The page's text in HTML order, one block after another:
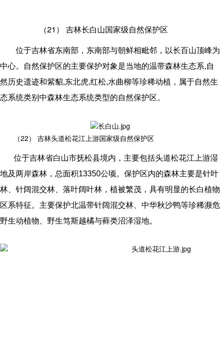
（21） 吉林长白山国家级自然保护区
位于吉林省东南部，东南部与朝鲜相毗邻，以长百山顶峰为
中心。自然保护区的主要保护对象是当地的温带森林生态系,自
然历史遗迹和紫貂,东北虎,红松,水曲柳等珍稀动植，属于自然生
态系统类别中森林生态系统类型的自然保护区。
（22） 吉林头道松花江上游国家级自然保护区
位于吉林省白山市抚松县境内，主要包括头道松花江上游湿
地及两岸森林，总面积13350公顷。保护区内的森林主要是针叶
林、针阔混交林、落叶阔叶林，植被繁茂，具有明显的长白植物
区系特征。主要保护北温带针阔混交林、中华秋沙鸭等珍稀濒危
野生动植物、野生笃斯越橘与藓类沼泽湿地。